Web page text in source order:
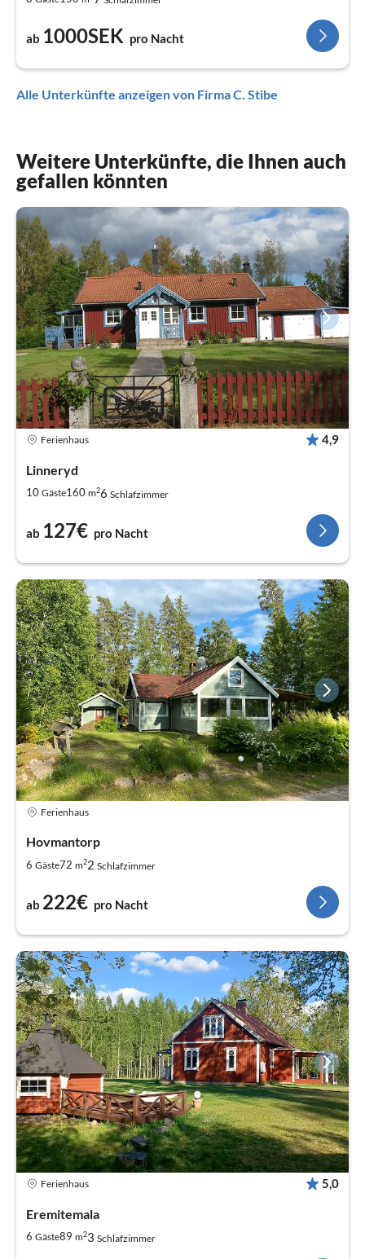
ab 1000SEK pro Nacht
Alle Unterkünfte anzeigen von Firma C. Stibe
Weitere Unterkünfte, die Ihnen auch
gefallen könnten
Ferienhaus 4,9
Linneryd
10 Gäste160 m26 Schlafzimmer
ab 127€ pro Nacht
Ferienhaus
Hovmantorp
6 Gäste72 m22 Schlafzimmer
ab 222€ pro Nacht
Ferienhaus 5,0
Eremitemala
6 Gäste89 m23 Schlafzimmer